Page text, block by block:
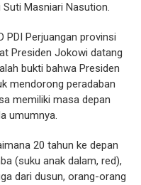
Masniari Nasution.
PDI Perjuangan provinsi
Presiden Jokowi datang
bukti bahwa Presiden
mendorong peradaban
memiliki masa depan
umumnya.
20 tahun ke depan
(suku anak dalam, red),
dari dusun, orang-orang